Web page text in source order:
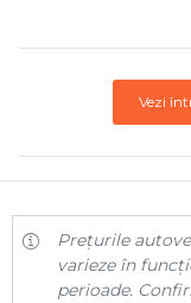
Vezi
Prețurile
varieze în
perioade.